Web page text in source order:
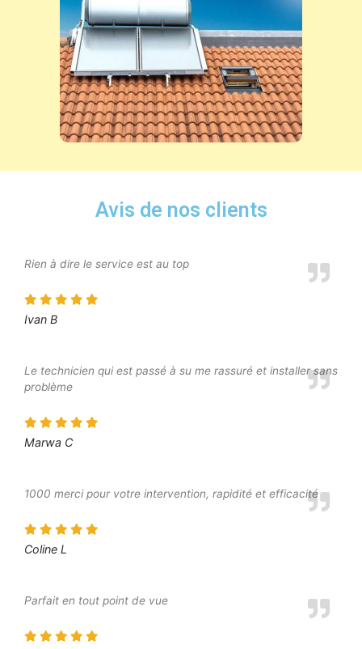
Avis de nos clients
Rien à dire le service est au top
Ivan B
Le technicien qui est passé à su me rassuré et installer sans
problème
Marwa C
1000 merci pour votre intervention, rapidité et efficacité
Coline L
Parfait en tout point de vue